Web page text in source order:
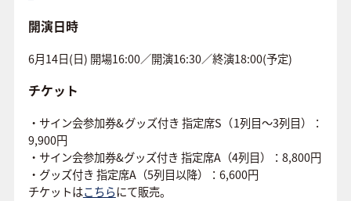
開演日時
6月14日(日) 開場16:00／開演16:30／終演18:00(予定)
チケット
・サイン会参加券&グッズ付き 指定席S（1列目〜3列目）：
9,900円
・サイン会参加券&グッズ付き 指定席A（4列目）：8,800円
・グッズ付き 指定席A（5列目以降）：6,600円
チケットはこちらにて販売。